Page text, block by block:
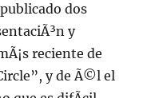
dos
y
reciente de
y de Ã©l el